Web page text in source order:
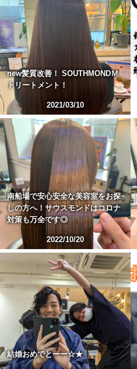
new髪質改善！ SOUTHMONDＭ
トリートメント！
2021/03/10
南船場で安心安全な美容室をお探
しの方へ！サウスモンドはコロナ
対策も万全です◎
2022/10/20
結婚おめでとーー☆★